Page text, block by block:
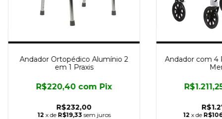
Andador Ortopédico Alumínio 2
em 1 Praxis
R$232,00
R$220,40 com Pix
12 x de R$19,33 sem juros
Andador com 4
12 x de